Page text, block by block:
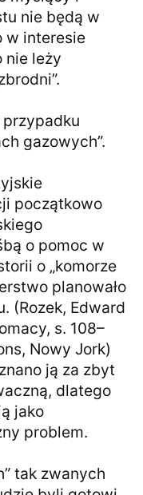
nie będą w
w interesie
nie leży
przypadku
gazowych”.
początkowo
o pomoc w
o „komorze
planowało
(Rozek, Edward
s. 108–
Nowy Jork)
ją za zbyt
dlatego
jako
problem.
tak zwanych